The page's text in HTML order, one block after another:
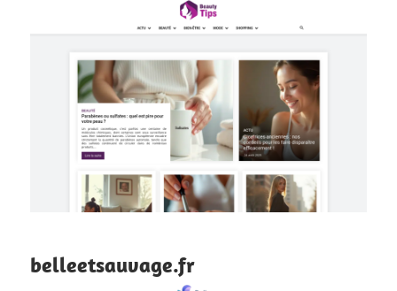
belleetsauvage.fr